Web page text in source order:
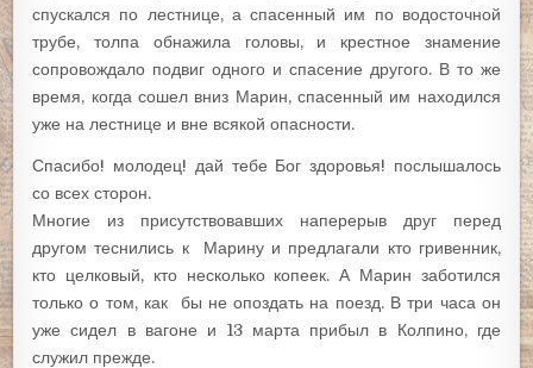
спускался по лестнице, а спасенный им по водосточной
трубе, толпа обнажила головы, и крестное знамение
сопровождало подвиг одного и спасение другого. В то же
время, когда сошел вниз Марин, спасенный им находился
уже на лестнице и вне всякой опасности.
Спасибо! молодец! дай тебе Бог здоровья! послышалось
со всех сторон.
Многие из присутствовавших наперерыв друг перед
другом теснились к Марину и предлагали кто гривенник,
кто целковый, кто несколько копеек. А Марин заботился
только о том, как бы не опоздать на поезд. В три часа он
уже сидел в вагоне и 13 марта прибыл в Колпино, где
служил прежде.